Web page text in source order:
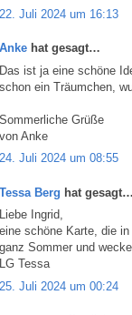
22. Juli 2024 um 16:13
Anke hat gesagt…
Das ist ja eine schöne
schon ein Träumchen,
Sommerliche Grüße
von Anke
24. Juli 2024 um 08:55
Tessa Berg hat gesagt…
Liebe Ingrid,
eine schöne Karte, die
ganz Sommer und
LG Tessa
25. Juli 2024 um 00:24